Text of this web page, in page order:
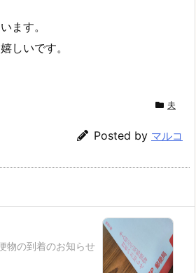
ます。
しいです。
夫
Posted by マルコ
物の到着のお知らせ